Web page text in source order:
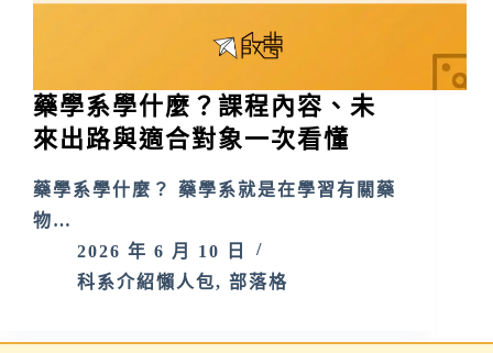
藥學系學什麼？課程內容、未
來出路與適合對象一次看懂
藥學系學什麼？ 藥學系就是在學習有關藥
物…
2026 年 6 月 10 日
科系介紹懶人包, 部落格